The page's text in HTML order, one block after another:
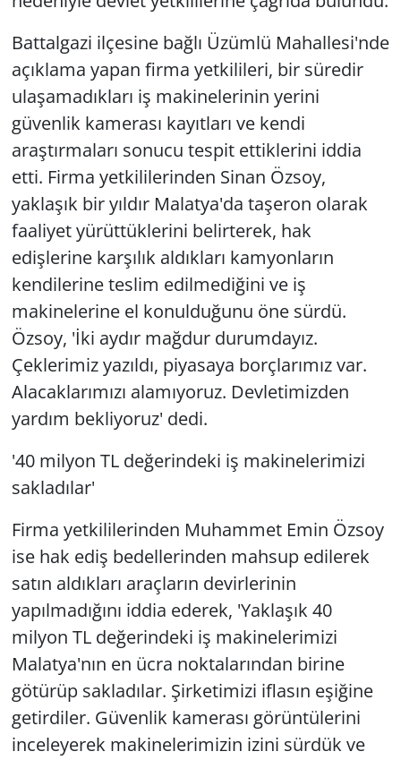
Battalgazi ilçesine bağlı Üzümlü Mahallesi'nde
açıklama yapan firma yetkilileri, bir süredir
ulaşamadıkları iş makinelerinin yerini
güvenlik kamerası kayıtları ve kendi
araştırmaları sonucu tespit ettiklerini iddia
etti. Firma yetkililerinden Sinan Özsoy,
yaklaşık bir yıldır Malatya'da taşeron olarak
faaliyet yürüttüklerini belirterek, hak
edişlerine karşılık aldıkları kamyonların
kendilerine teslim edilmediğini ve iş
makinelerine el konulduğunu öne sürdü.
Özsoy, 'İki aydır mağdur durumdayız.
Çeklerimiz yazıldı, piyasaya borçlarımız var.
Alacaklarımızı alamıyoruz. Devletimizden
yardım bekliyoruz' dedi.
'40 milyon TL değerindeki iş makinelerimizi
sakladılar'
Firma yetkililerinden Muhammet Emin Özsoy
ise hak ediş bedellerinden mahsup edilerek
satın aldıkları araçların devirlerinin
yapılmadığını iddia ederek, 'Yaklaşık 40
milyon TL değerindeki iş makinelerimizi
Malatya'nın en ücra noktalarından birine
götürüp sakladılar. Şirketimizi iflasın eşiğine
getirdiler. Güvenlik kamerası görüntülerini
inceleyerek makinelerimizin izini sürdük ve